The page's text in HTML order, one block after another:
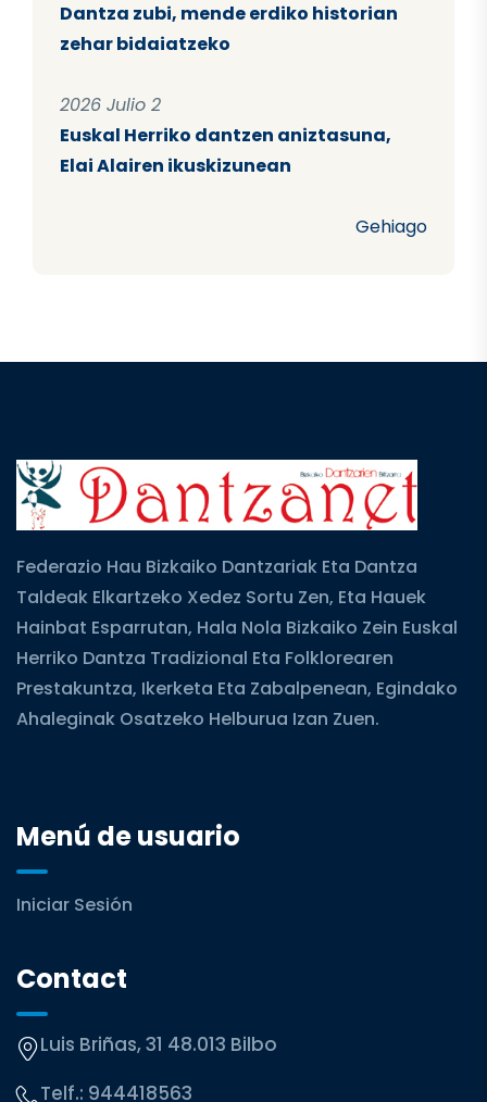
Dantza zubi, mende erdiko historian
zehar bidaiatzeko
2026 Julio 2
Euskal Herriko dantzen aniztasuna,
Elai Alairen ikuskizunean
Gehiago
Federazio Hau Bizkaiko Dantzariak Eta Dantza
Taldeak Elkartzeko Xedez Sortu Zen, Eta Hauek
Hainbat Esparrutan, Hala Nola Bizkaiko Zein Euskal
Herriko Dantza Tradizional Eta Folklorearen
Prestakuntza, Ikerketa Eta Zabalpenean, Egindako
Ahaleginak Osatzeko Helburua Izan Zuen.
Menú de usuario
Iniciar Sesión
Contact
Luis Briñas, 31 48.013 Bilbo
Telf.: 944418563